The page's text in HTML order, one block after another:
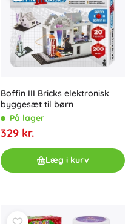
Boffin III Bricks elektronisk
byggesæt til børn
På lager
329 kr.
Læg i kurv